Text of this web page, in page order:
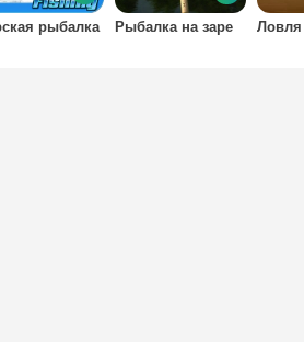
рыбалка Рыбалка на заре Ловля